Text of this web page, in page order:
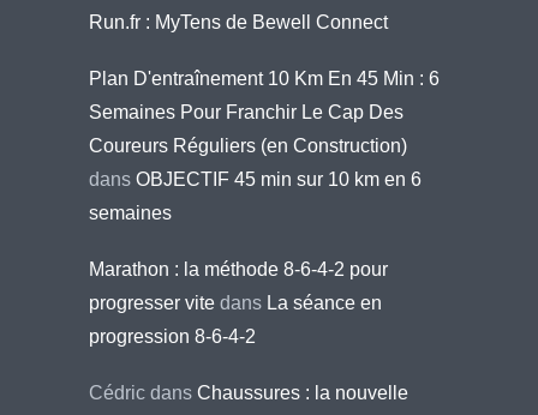
Run.fr : MyTens de Bewell Connect
Plan D'entraînement 10 Km En 45 Min : 6
Semaines Pour Franchir Le Cap Des
Coureurs Réguliers (en Construction)
dans OBJECTIF 45 min sur 10 km en 6
semaines
Marathon : la méthode 8-6-4-2 pour
progresser vite dans La séance en
progression 8-6-4-2
Cédric dans Chaussures : la nouvelle